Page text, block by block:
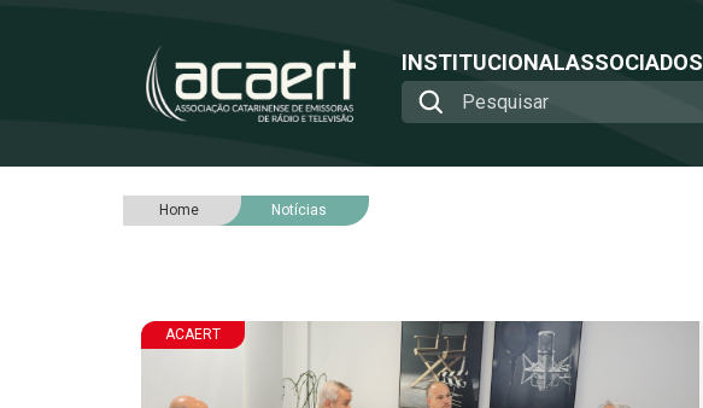
INSTITUCIONALASSOCIADOS
Home Notícias
ACAERT